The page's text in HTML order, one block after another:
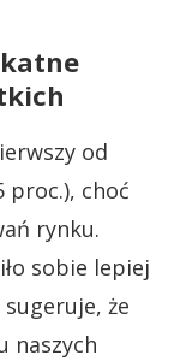
od
proc.), choć
rynku.
sobie lepiej
że
naszych